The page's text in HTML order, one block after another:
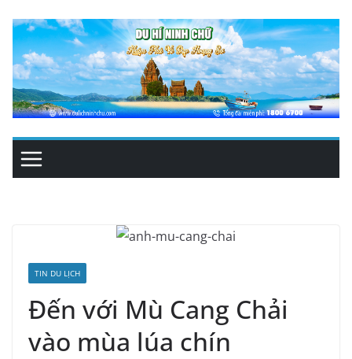
content
TIN DU LỊCH
Đến với Mù Cang Chải
vào mùa lúa chín